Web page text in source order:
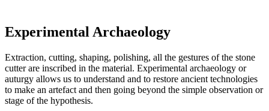
Experimental Archaeology
Extraction, cutting, shaping, polishing, all the gestures of the stone
cutter are inscribed in the material. Experimental archaeology or
auturgy allows us to understand and to restore ancient technologies
to make an artefact and then going beyond the simple observation or
stage of the hypothesis.